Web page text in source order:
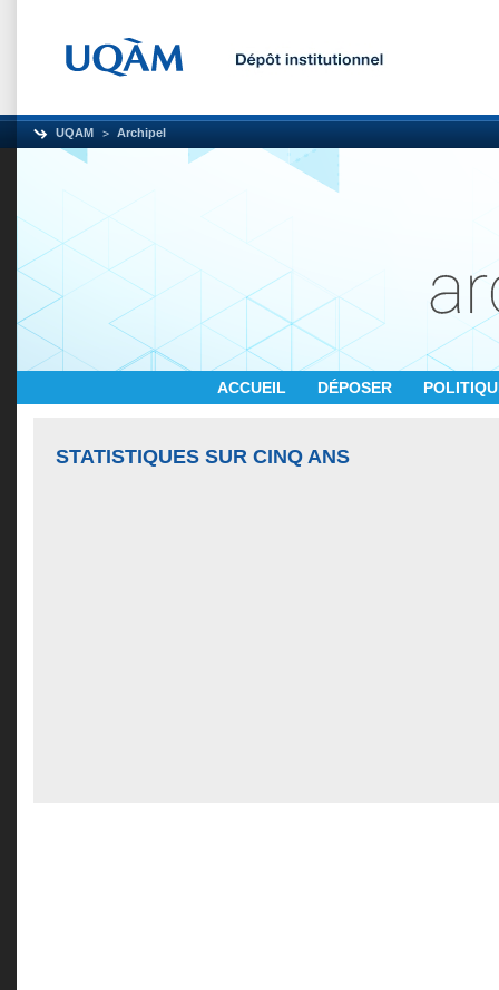
UQAM Archipel
ACCUEIL DÉPOSER
STATISTIQUES SUR CINQ ANS